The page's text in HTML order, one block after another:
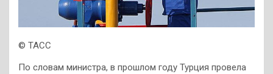
© ТАСС
По словам министра, в прошлом году Турция провела